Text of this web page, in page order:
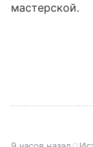
мастерской.